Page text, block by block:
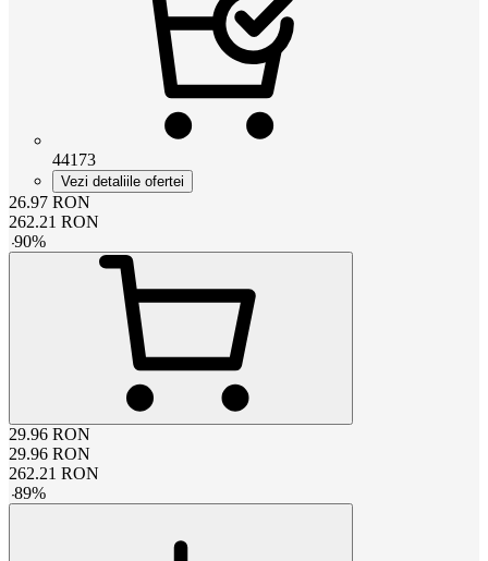
44173
Vezi detaliile ofertei
26.97 RON
262.21 RON
-90%
29.96 RON
29.96 RON
262.21 RON
-89%